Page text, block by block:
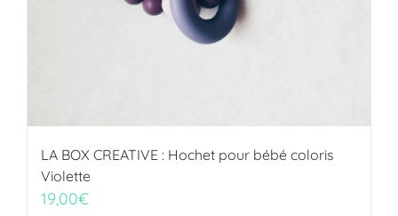
LA BOX CREATIVE : Hochet pour bébé coloris
Violette
19,00€